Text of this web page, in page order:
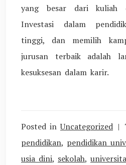
yang besar dari kuliah
Investasi dalam
tinggi, dan memilih
jurusan terbaik adalah
kesuksesan dalam karir.
Posted inUncategorized
pendidikan, pendidikan
usia dini, sekolah,